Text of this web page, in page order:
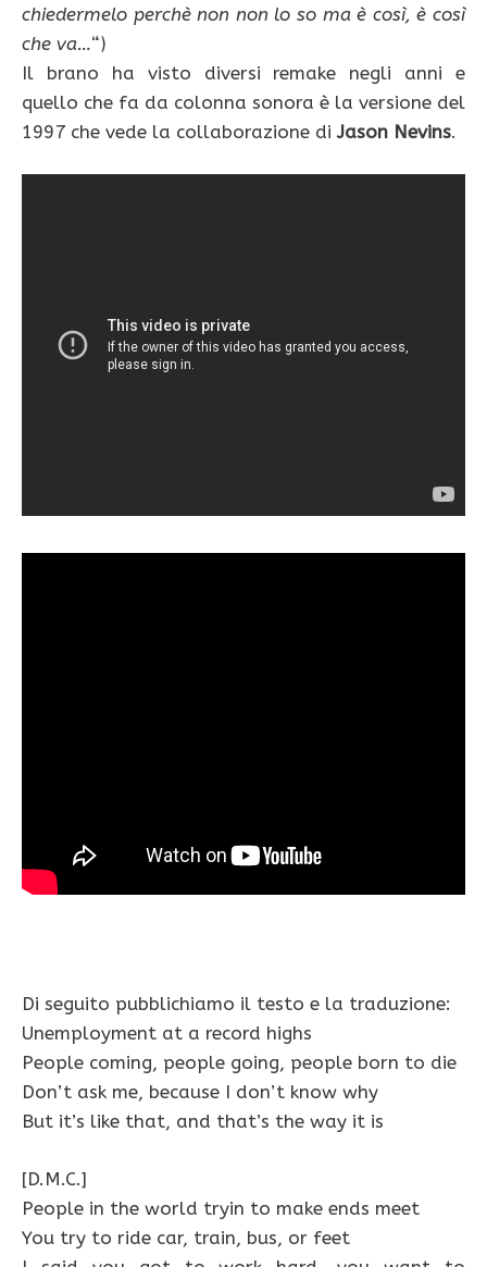
chiedermelo perchè non non lo so ma è così, è così
che va…“)
Il brano ha visto diversi remake negli anni e
quello che fa da colonna sonora è la versione del
1997 che vede la collaborazione diJason Nevins.
Di seguito pubblichiamo il testo e la traduzione:
Unemployment at a record highs
People coming, people going, people born to die
Don’t ask me, because I don’t know why
But it’s like that, and that’s the way it is
[D.M.C.]
People in the world tryin to make ends meet
You try to ride car, train, bus, or feet